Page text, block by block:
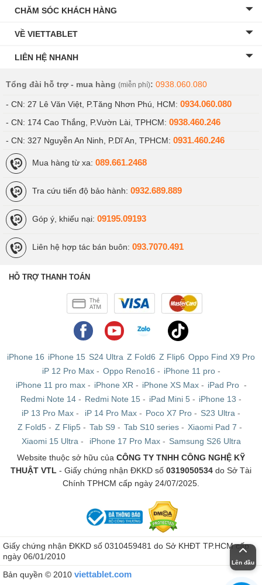
CHĂM SÓC KHÁCH HÀNG
VỀ VIETTABLET
LIÊN HỆ NHANH
Tổng đài hỗ trợ - mua hàng (miễn phí): 0938.060.080
- CN: 27 Lê Văn Việt, P.Tăng Nhơn Phú, HCM: 0934.060.080
- CN: 174 Cao Thắng, P.Vườn Lài, TPHCM: 0938.460.246
- CN: 327 Nguyễn An Ninh, P.Dĩ An, TPHCM: 0931.460.246
Mua hàng từ xa: 089.661.2468
Tra cứu tiến độ bảo hành: 0932.689.889
Góp ý, khiếu nại: 09195.09193
Liên hệ hợp tác bán buôn: 093.7070.491
HỖ TRỢ THANH TOÁN
iPhone 16 iPhone 15 S24 Ultra Z Fold6 Z Flip6 Oppo Find X9 Pro
iP 12 Pro Max- Oppo Reno16 - iPhone 11 pro-
iPhone 11 pro max- iPhone XR - iPhone XS Max- iPad Pro -
Redmi Note 14 - Redmi Note 15 - iPad Mini 5 - iPhone 13 -
iP 13 Pro Max - iP 14 Pro Max - Poco X7 Pro - S23 Ultra -
Z Fold5 - Z Flip5 - Tab S9 - Tab S10 series - Xiaomi Pad 7 -
Xiaomi 15 Ultra - iPhone 17 Pro Max- Samsung S26 Ultra
Website thuộc sở hữu của CÔNG TY TNHH CÔNG NGHỆ KỸ
THUẬT VTL - Giấy chứng nhận ĐKKD số 0319050534 do Sở Tài
Chính TPHCM cấp ngày 24/07/2025.
Giấy chứng nhận ĐKKD số 0310459481 do Sở KHĐT TP.HCM cấp
ngày 06/01/2010
Bản quyền © 2010 viettablet.com
Lên đầu